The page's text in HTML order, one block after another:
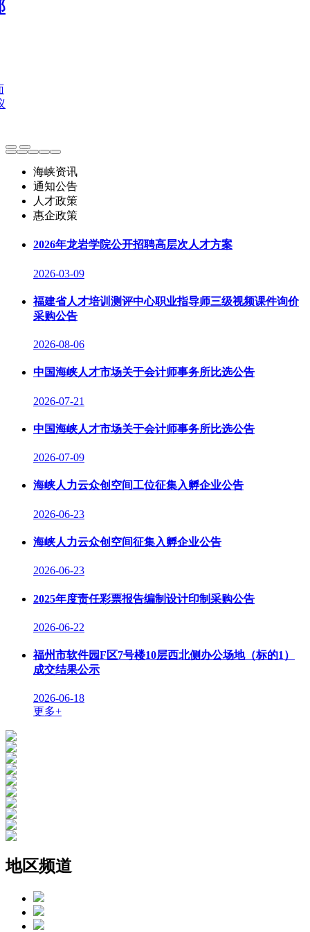
海峡资讯
通知公告
人才政策
惠企政策
2026年龙岩学院公开招聘高层次人才方案
2026-03-09
福建省人才培训测评中心职业指导师三级视频课件询价
采购公告
2026-08-06
中国海峡人才市场关于会计师事务所比选公告
2026-07-21
中国海峡人才市场关于会计师事务所比选公告
2026-07-09
海峡人力云众创空间工位征集入孵企业公告
2026-06-23
海峡人力云众创空间征集入孵企业公告
2026-06-23
2025年度责任彩票报告编制设计印制采购公告
2026-06-22
福州市软件园F区7号楼10层西北侧办公场地（标的1）
成交结果公示
2026-06-18
更多+
地区频道